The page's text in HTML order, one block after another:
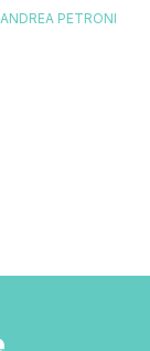
Alitalia per l’Italia.
ANDREA PETRONI